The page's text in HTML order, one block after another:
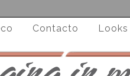
Contacto Looks